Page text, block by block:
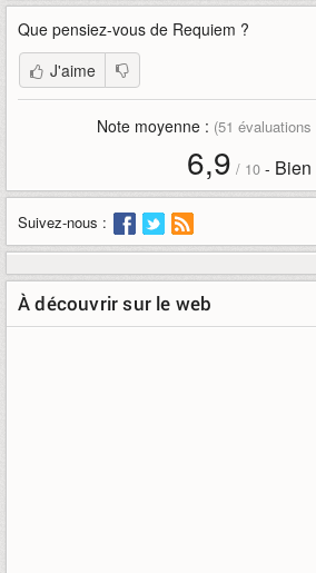
Que pensiez-vous de Requiem ?
J'aime
Note moyenne : (51 évaluations
6,9 / 10 - Bien
Suivez-nous :
À découvrir sur le web